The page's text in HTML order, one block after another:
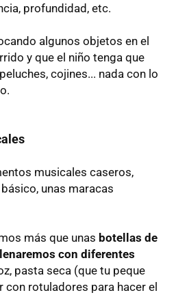
profundidad, etc.
algunos objetos en el
y que el niño tenga que
cojines... nada con lo
musicales caseros,
unas maracas
más que unas botellas de
con diferentes
pasta seca (que tu peque
con rotuladores para hacer el